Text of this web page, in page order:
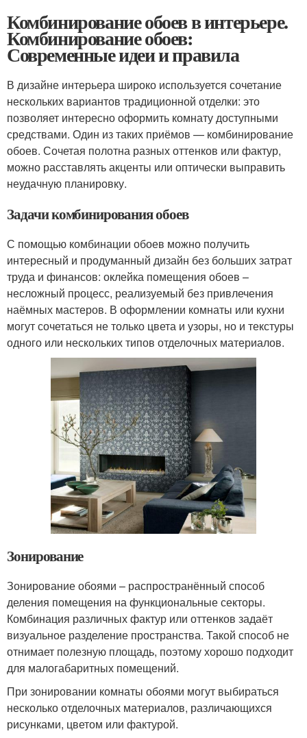
Комбинирование обоев в интерьере.
Комбинирование обоев:
Современные идеи и правила
В дизайне интерьера широко используется сочетание
нескольких вариантов традиционной отделки: это
позволяет интересно оформить комнату доступными
средствами. Один из таких приёмов — комбинирование
обоев. Сочетая полотна разных оттенков или фактур,
можно расставлять акценты или оптически выправить
неудачную планировку.
Задачи комбинирования обоев
С помощью комбинации обоев можно получить
интересный и продуманный дизайн без больших затрат
труда и финансов: оклейка помещения обоев –
несложный процесс, реализуемый без привлечения
наёмных мастеров. В оформлении комнаты или кухни
могут сочетаться не только цвета и узоры, но и текстуры
одного или нескольких типов отделочных материалов.
Зонирование
Зонирование обоями – распространённый способ
деления помещения на функциональные секторы.
Комбинация различных фактур или оттенков задаёт
визуальное разделение пространства. Такой способ не
отнимает полезную площадь, поэтому хорошо подходит
для малогабаритных помещений.
При зонировании комнаты обоями могут выбираться
несколько отделочных материалов, различающихся
рисунками, цветом или фактурой.